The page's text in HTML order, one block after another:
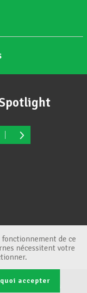
Gestion des cookies
de ce
nécessitent votre
accepter